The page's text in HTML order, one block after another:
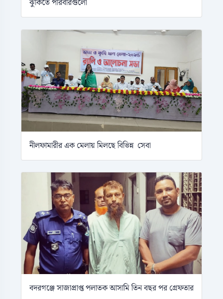
ঝুঁকিতে পরিবারগুলো
নীলফামারীর এক মেলায় মিলছে বিভিন্ন সেবা
বদরগঞ্জে সাজাপ্রাপ্ত পলাতক আসামি তিন বছর পর গ্রেফতার